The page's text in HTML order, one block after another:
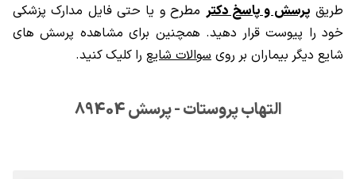
طریق پرسش و پاسخ دکتر مطرح و یا حتی فایل مدارک پزشکی
خود را پیوست قرار دهید. همچنین برای مشاهده پرسش های
شایع دیگر بیماران بر روی سوالات شایع را کلیک کنید.
التهاب پروستات - پرسش 89404